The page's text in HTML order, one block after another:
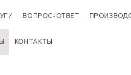
ВОПРОС-ОТВЕТ
КОНТАКТЫ